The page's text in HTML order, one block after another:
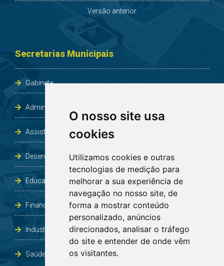
O nosso site usa
cookies
Utilizamos cookies e outras
tecnologias de medição para
melhorar a sua experiência de
navegação no nosso site, de
forma a mostrar conteúdo
personalizado, anúncios
direcionados, analisar o tráfego
do site e entender de onde vêm
os visitantes.
Versão anterior
Secretarias Municipais
Gabinete
Administração e Planejamento
Assistência Social e Habitação
Desenvolvimento e Obras
Educação, Cultura, Desporto, Lazer e Turismo
Finanças
Indústria, Comércio, Agricultura e Meio Ambiente
Saúde